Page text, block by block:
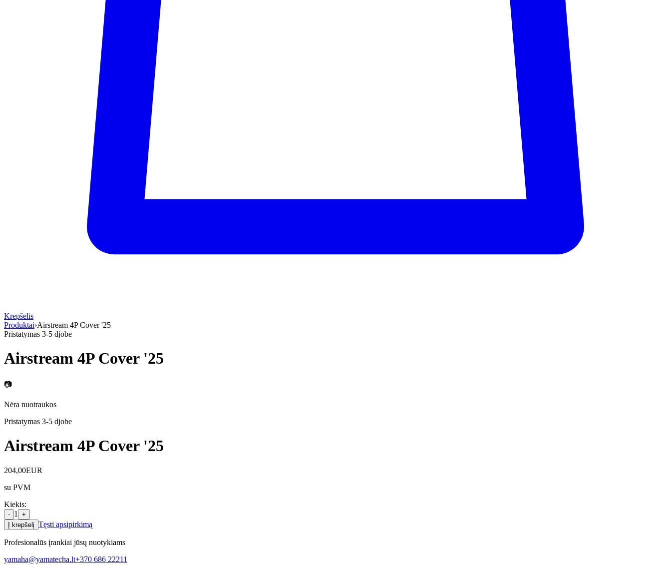
Krepšelis
Produktai›Airstream 4P Cover '25
Pristatymas 3-5 djobe
Airstream 4P Cover '25
📷
Nėra nuotraukos
Pristatymas 3-5 djobe
Airstream 4P Cover '25
204,00EUR
su PVM
Kiekis:
- 1
+
Į krepšelį Tęsti apsipirkimą
Profesionalūs įrankiai jūsų nuotykiams
yamaha@yamatecha.lt+370 686 22211